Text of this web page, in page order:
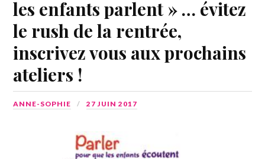
les enfants parlent » … évitez
le rush de la rentrée,
inscrivez vous aux prochains
ateliers !
ANNE-SOPHIE 27 JUIN 2017